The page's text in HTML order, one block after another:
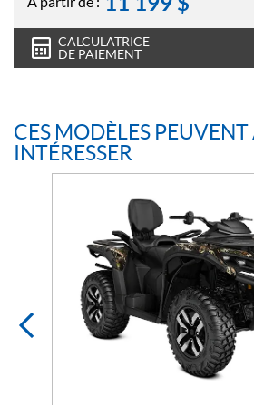
CALCULATRICE
DE PAIEMENT
CES MODÈLES
INTÉRESSER